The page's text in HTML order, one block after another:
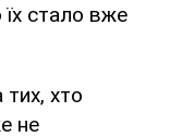
їх стало вже
хто
не